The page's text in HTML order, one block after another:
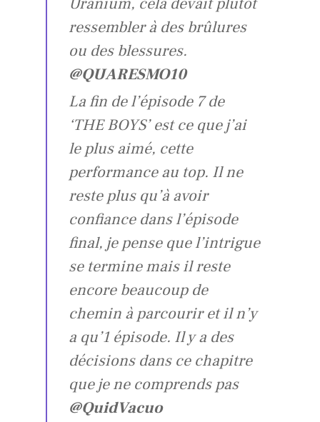
ressembler à des brûlures
ou des blessures.
@QUARESMO10
La fin de l’épisode 7 de
‘THE BOYS’ est ce que j’ai
le plus aimé, cette
performance au top. Il ne
reste plus qu’à avoir
confiance dans l’épisode
final, je pense que l’intrigue
se termine mais il reste
encore beaucoup de
chemin à parcourir et il n’y
a qu’1 épisode. Il y a des
décisions dans ce chapitre
que je ne comprends pas
@QuidVacuo